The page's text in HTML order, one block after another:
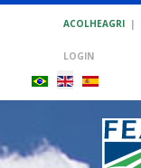
ACOLHEAGRI |
LOGIN